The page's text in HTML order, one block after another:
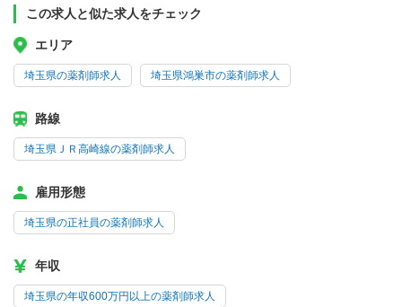
この求人と似た求人をチェック
エリア
埼玉県の薬剤師求人 埼玉県鴻巣市の薬剤師求人
路線
埼玉県ＪＲ高崎線の薬剤師求人
雇用形態
埼玉県の正社員の薬剤師求人
年収
埼玉県の年収600万円以上の薬剤師求人